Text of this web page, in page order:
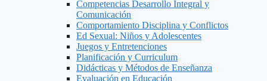
Competencias Desarrollo Integral y
Comunicación
Comportamiento Disciplina y Conflictos
Ed Sexual: Niños y Adolescentes
Juegos y Entretenciones
Planificación y Curriculum
Didácticas y Métodos de Enseñanza
Evaluación en Educación